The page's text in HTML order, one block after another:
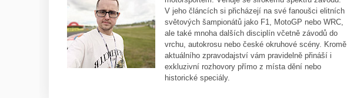
V jeho článcích si přicházejí na své fanoušci elitních
světových šampionátů jako F1, MotoGP nebo WRC,
ale také mnoha dalších disciplín včetně závodů do
vrchu, autokrosu nebo české okruhové scény. Kromě
aktuálního zpravodajství vám pravidelně přináší i
exkluzivní rozhovory přímo z místa dění nebo
historické speciály.